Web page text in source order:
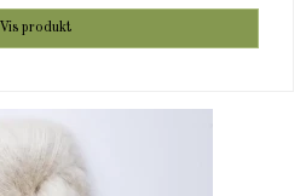
Vis produkt